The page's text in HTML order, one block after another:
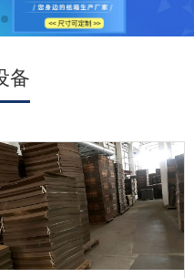
备